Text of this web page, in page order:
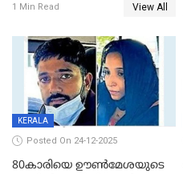
1 Min Read View All
KERALA
Posted On 24-12-2025
80കാരിയെ ഊൺമേശയുടെ